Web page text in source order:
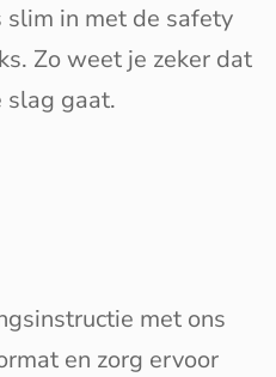
in met de safety
Zo weet je zeker dat
slag gaat.
met ons
en zorg ervoor